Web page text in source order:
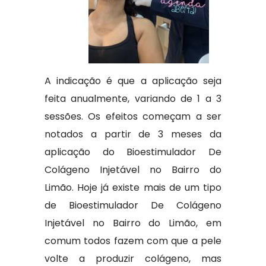
A indicação é que a aplicação seja
feita anualmente, variando de 1 a 3
sessões. Os efeitos começam a ser
notados a partir de 3 meses da
aplicação do Bioestimulador De
Colágeno Injetável no Bairro do
Limão. Hoje já existe mais de um tipo
de Bioestimulador De Colágeno
Injetável no Bairro do Limão, em
comum todos fazem com que a pele
volte a produzir colágeno, mas